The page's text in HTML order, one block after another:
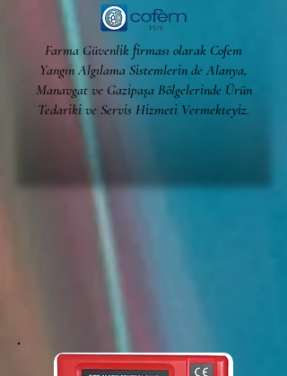
Farma Güvenlik firması olarak Cofem
Yangın Algılama Sistemlerin de Alanya,
Manavgat ve Gazipaşa Bölgelerinde Ürün
Tedariki ve Servis Hizmeti Vermekteyiz.